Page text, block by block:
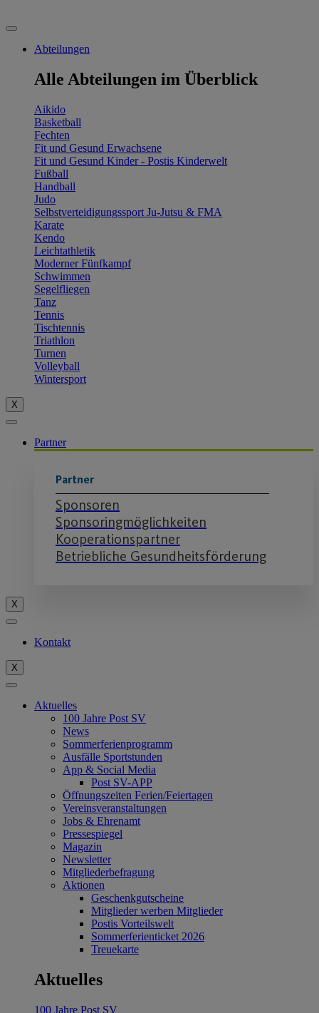
Abteilungen
Alle Abteilungen im Überblick
Aikido
Basketball
Fechten
Fit und Gesund Erwachsene
Fit und Gesund Kinder - Postis Kinderwelt
Fußball
Handball
Judo
Selbstverteidigungssport Ju-Jutsu & FMA
Karate
Kendo
Leichtathletik
Moderner Fünfkampf
Schwimmen
Segelfliegen
Tanz
Tennis
Tischtennis
Triathlon
Turnen
Volleyball
Wintersport
X
Partner
Partner
Sponsoren
Sponsoringmöglichkeiten
Kooperationspartner
Betriebliche Gesundheitsförderung
X
Kontakt
X
Aktuelles
100 Jahre Post SV
News
Sommerferienprogramm
Ausfälle Sportstunden
App & Social Media
Post SV-APP
Öffnungszeiten Ferien/Feiertagen
Vereinsveranstaltungen
Jobs & Ehrenamt
Pressespiegel
Magazin
Newsletter
Mitgliederbefragung
Aktionen
Geschenkgutscheine
Mitglieder werben Mitglieder
Postis Vorteilswelt
Sommerferienticket 2026
Treuekarte
Aktuelles
100 Jahre Post SV